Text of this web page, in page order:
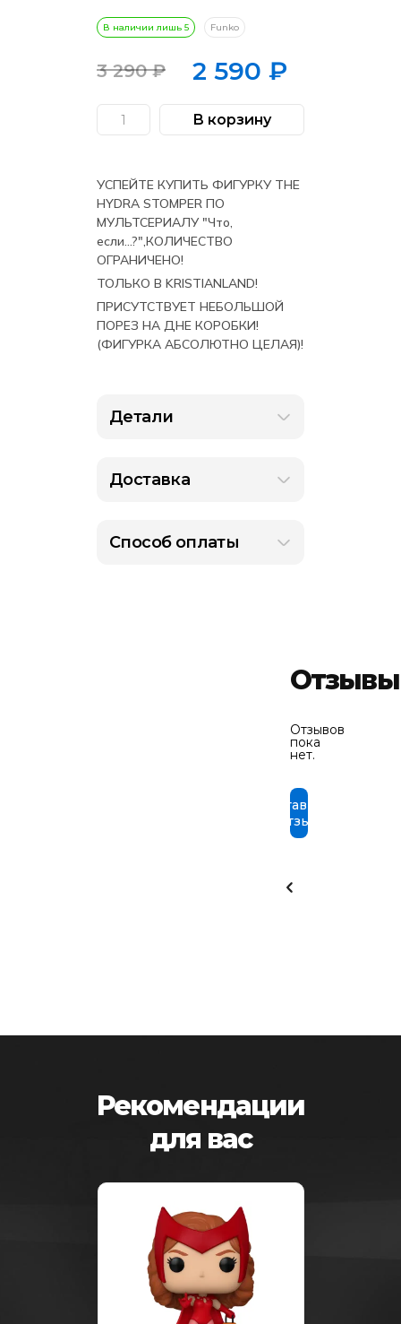
В наличии лишь 5 Funko
3 290₽
Первоначальная
цена
составляла
290 ₽.
2 590₽
Текущая
цена:
2Количество
товара
Marvel:
What-
If
-
The
Hydra
Stomper
6"
(872)
В корзину
УСПЕЙТЕ КУПИТЬ ФИГУРКУ THE
HYDRA STOMPER ПО
МУЛЬТСЕРИАЛУ "Что,
если...?",КОЛИЧЕСТВО
ОГРАНИЧЕНО!
ТОЛЬКО В KRISTIANLAND!
ПРИСУТСТВУЕТ НЕБОЛЬШОЙ
ПОРЕЗ НА ДНЕ КОРОБКИ!
(ФИГУРКА АБСОЛЮТНО ЦЕЛАЯ)!
Детали
Доставка
Способ оплаты
Отзывы
Отзывов
пока
нет.
Оставить
отзыв
Рекомендации
для вас